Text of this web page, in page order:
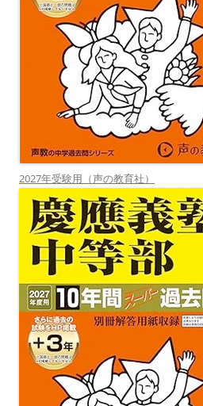
2027年受験用（声の教育社）